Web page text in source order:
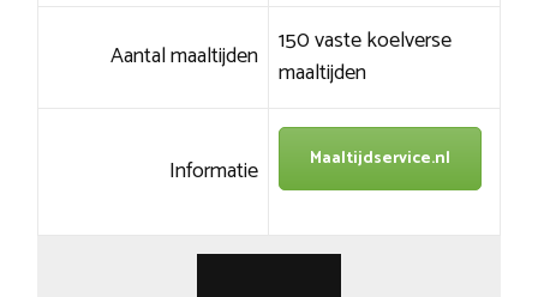
Aantal maaltijden 150 vaste koelverse
maaltijden
Informatie Maaltijdservice.nl